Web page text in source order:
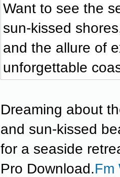
Want to see the
sun-kissed
and the allure of
unforgettable
Dreaming about
and sun-kissed
for a seaside
Pro Download.Fm